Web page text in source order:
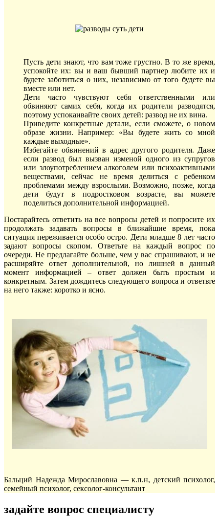
Пусть дети знают, что вам тоже грустно. В то же время,
успокойте их: вы и ваш бывший партнер любите их и
будете заботиться о них, независимо от того будете вы
вместе или нет.
Дети часто чувствуют себя ответственными или
обвиняют самих себя, когда их родители разводятся,
поэтому успокаивайте своих детей: развод не их вина.
Приведите конкретные детали, если сможете, о новом
образе жизни. Например: «Вы будете жить со мной
каждые выходные».
Избегайте обвинений в адрес другого родителя. Даже
если развод был вызван изменой одного из супругов
или злоупотреблением алкоголем или психоактивными
веществами, сейчас не время делиться с ребенком
проблемами между взрослыми. Возможно, позже, когда
дети будут в подростковом возрасте, вы можете
поделиться дополнительной информацией.
Постарайтесь ответить на все вопросы детей и попросите их
продолжать задавать вопросы в ближайшие время, пока
ситуация переживается особо остро. Дети младше 8 лет часто
задают вопросы скопом. Ответьте на каждый вопрос по
очереди. Не предлагайте больше, чем у вас спрашивают, и не
расширяйте ответ дополнительной, но лишней в данный
момент информацией – ответ должен быть простым и
конкретным. Затем дождитесь следующего вопроса и ответьте
на него также: коротко и ясно.
Бальций Надежда Мирославовна — к.п.н, детский психолог,
семейный психолог, сексолог-консультант
задайте вопрос специалисту